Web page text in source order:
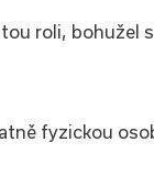
roli, bohužel
fyzickou